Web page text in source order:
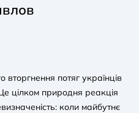
потяг українців
цілком природня реакція
коли майбутнє